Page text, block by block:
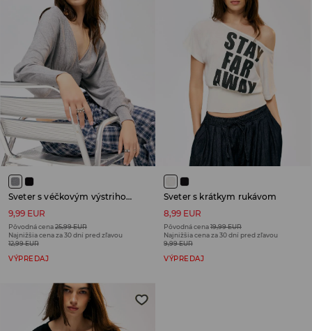
Sveter s véčkovým výstrihom
9,99 EUR
Pôvodná cena25,99 EUR
Najnižšia cena za 30 dní pred zľavou
12,99 EUR
VÝPREDAJ
Sveter s krátkym rukávom
8,99 EUR
Pôvodná cena19,99 EUR
Najnižšia cena za 30 dní pred zľavou
9,99 EUR
VÝPREDAJ